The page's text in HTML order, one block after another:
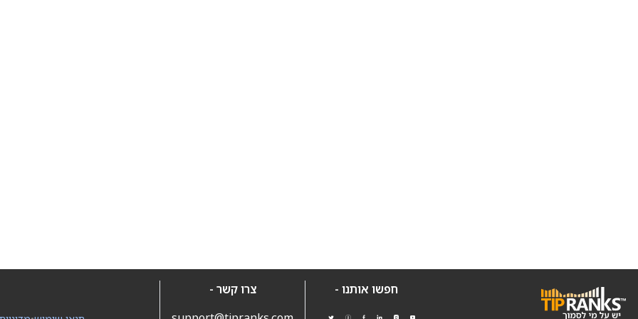
חפשו אותנו -
צרו קשר -